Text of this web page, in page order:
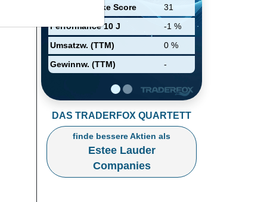
Relative Stärke Score
31
Performance 10 J
-1 %
Umsatzw. (TTM)
0 %
Gewinnw. (TTM)
-
erwirtschaftete Estée Lauder
41% des Umsatzes und über
zwei Drittel des
Betriebsergebnisses in Europa,
dem Mittleren Osten und Afrika
sowie 37% des Umsatzes auf
dem amerikanischen Kontinent.
DAS TRADERFOX QUARTETT
finde bessere Aktien als
Estee Lauder
Companies